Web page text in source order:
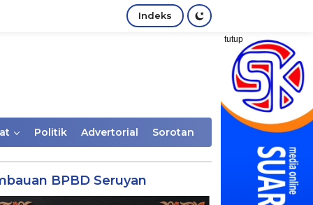
Indeks
tutup
Politik Advertorial Sorotan
BPBD Seruyan